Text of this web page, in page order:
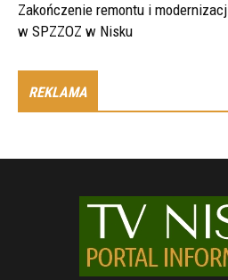
Zakończenie remontu i
w SPZZOZ w Nisku
REKLAMA